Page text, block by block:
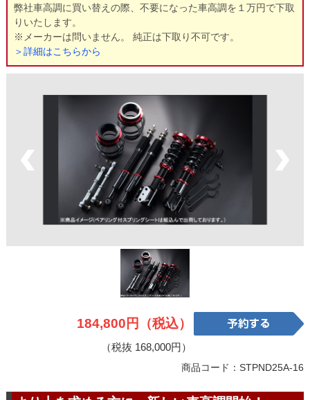
弊社車高調に買い替えの際、不要になった車高調を１万円で下取
りいたします。
※メーカーは問いません。 純正は下取り不可です。
＞詳細はこちらから
184,800円（税込）
（税抜 168,000円）
商品コード：STPND25A-16